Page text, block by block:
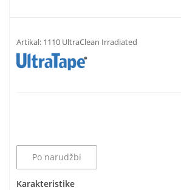
Artikal: 1110 UltraClean Irradiated
Po narudžbi
Karakteristike